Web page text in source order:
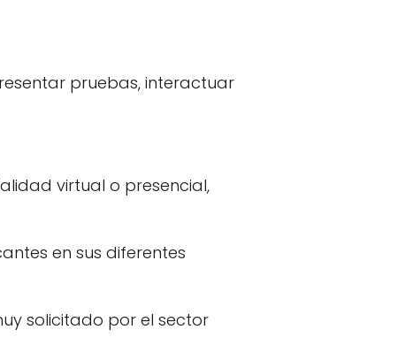
pruebas, interactuar
virtual o presencial,
en sus diferentes
solicitado por el sector